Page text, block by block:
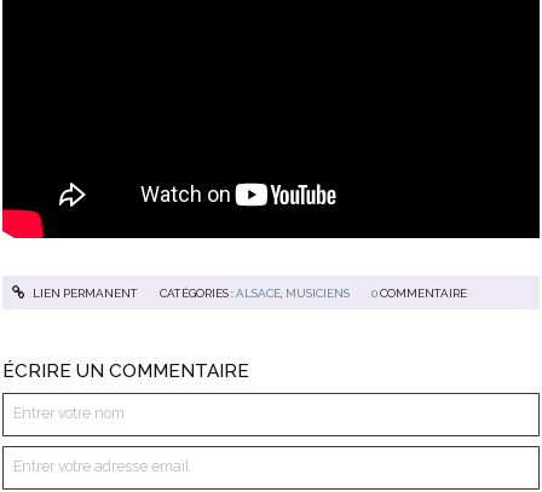
LIEN PERMANENT CATÉGORIES :ALSACE, MUSICIENS 0COMMENTAIRE
ÉCRIRE UN COMMENTAIRE